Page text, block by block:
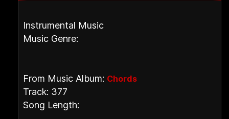
Instrumental Music
Music Genre:
From Music Album: Chords
Track: 377
Song Length: